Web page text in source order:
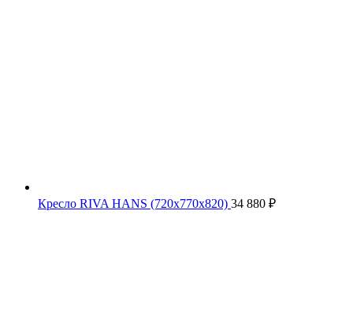
Кресло RIVA HANS (720х770х820) 34 880 ₽